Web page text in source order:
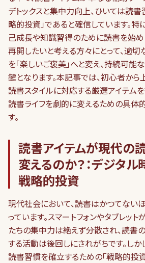
デトックスと集中力向上、ひいては読
略的投資」であると確信しています。特
己成長や知識習得のために読書を始め
再開したいと考える方々にとって、適
を「楽しいご褒美」へと変え、持続可能
鍵となります。本記事では、初心者から
読書スタイルに対応する厳選アイテム
読書ライフを劇的に変えるための具体
す。
読書アイテムが現代の
変えるのか？：デジタ
戦略的投資
現代社会において、読書はかつてない
っています。スマートフォンやタブレッ
たちの集中力は絶えず分散され、読書
する活動は後回しにされがちです。しか
読書習慣を確立するための「戦略的投資